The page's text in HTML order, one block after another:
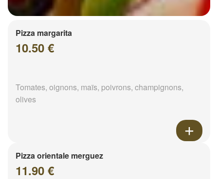
Pizza margarita
10.50 €
Tomates, oignons, maïs, poivrons, champignons,
olives
Pizza orientale merguez
11.90 €